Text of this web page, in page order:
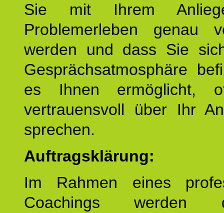
Sie mit Ihrem
Problemerleben genau
werden und dass Sie
Gesprächsatmosphäre
es Ihnen ermöglicht,
vertrauensvoll über Ihr
sprechen.
Auftragsklärung:
Im Rahmen eines
Coachings